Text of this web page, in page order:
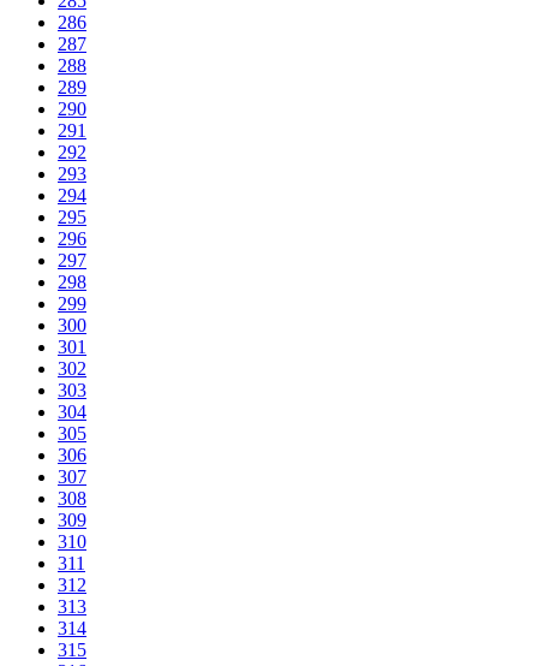
286
287
288
289
290
291
292
293
294
295
296
297
298
299
300
301
302
303
304
305
306
307
308
309
310
311
312
313
314
315